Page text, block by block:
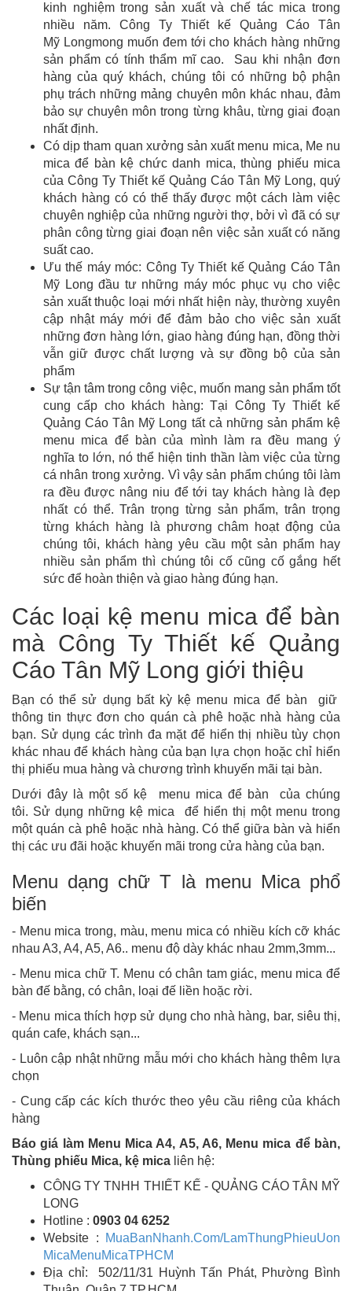
kinh nghiệm trong sản xuất và chế tác mica trong
nhiều năm. Công Ty Thiết kế Quảng Cáo Tân
Mỹ Longmong muốn đem tới cho khách hàng những
sản phẩm có tính thẩm mĩ cao. Sau khi nhận đơn
hàng của quý khách, chúng tôi có những bộ phận
phụ trách những mảng chuyên môn khác nhau, đảm
bảo sự chuyên môn trong từng khâu, từng giai đoạn
nhất định.
Có dịp tham quan xưởng sản xuất menu mica, Me nu
mica để bàn kệ chức danh mica, thùng phiếu mica
của Công Ty Thiết kế Quảng Cáo Tân Mỹ Long, quý
khách hàng có có thể thấy được một cách làm việc
chuyên nghiệp của những người thợ, bởi vì đã có sự
phân công từng giai đoạn nên việc sản xuất có năng
suất cao.
Ưu thế máy móc: Công Ty Thiết kế Quảng Cáo Tân
Mỹ Long đầu tư những máy móc phục vụ cho việc
sản xuất thuộc loại mới nhất hiện này, thường xuyên
cập nhật máy mới để đảm bảo cho việc sản xuất
những đơn hàng lớn, giao hàng đúng hạn, đồng thời
vẫn giữ được chất lượng và sự đồng bộ của sản
phẩm
Sự tận tâm trong công việc, muốn mang sản phẩm tốt
cung cấp cho khách hàng: Tại Công Ty Thiết kế
Quảng Cáo Tân Mỹ Long tất cả những sản phẩm kệ
menu mica để bàn của mình làm ra đều mang ý
nghĩa to lớn, nó thể hiện tinh thần làm việc của từng
cá nhân trong xưởng. Vì vậy sản phẩm chúng tôi làm
ra đều được nâng niu để tới tay khách hàng là đẹp
nhất có thể. Trân trọng từng sản phẩm, trân trọng
từng khách hàng là phương châm hoạt động của
chúng tôi, khách hàng yêu cầu một sản phẩm hay
nhiều sản phẩm thì chúng tôi cố cũng cố gắng hết
sức để hoàn thiện và giao hàng đúng hạn.
Các loại kệ menu mica để bàn
mà Công Ty Thiết kế Quảng
Cáo Tân Mỹ Long giới thiệu
Bạn có thể sử dụng bất kỳ kệ menu mica để bàn giữ
thông tin thực đơn cho quán cà phê hoặc nhà hàng của
bạn. Sử dụng các trình đa mặt để hiển thị nhiều tùy chọn
khác nhau để khách hàng của bạn lựa chọn hoặc chỉ hiển
thị phiếu mua hàng và chương trình khuyến mãi tại bàn.
Dưới đây là một số kệ menu mica để bàn của chúng
tôi. Sử dụng những kệ mica để hiển thị một menu trong
một quán cà phê hoặc nhà hàng. Có thể giữa bàn và hiển
thị các ưu đãi hoặc khuyến mãi trong cửa hàng của bạn.
Menu dạng chữ T là menu Mica phổ
biến
- Menu mica trong, màu, menu mica có nhiều kích cỡ khác
nhau A3, A4, A5, A6.. menu độ dày khác nhau 2mm,3mm...
- Menu mica chữ T. Menu có chân tam giác, menu mica để
bàn đế bằng, có chân, loại đế liền hoặc rời.
- Menu mica thích hợp sử dụng cho nhà hàng, bar, siêu thị,
quán cafe, khách sạn...
- Luôn cập nhật những mẫu mới cho khách hàng thêm lựa
chọn
- Cung cấp các kích thước theo yêu cầu riêng của khách
hàng
Báo giá làm Menu Mica A4, A5, A6, Menu mica để bàn,
Thùng phiếu Mica, kệ mica liên hệ:
CÔNG TY TNHH THIẾT KẾ - QUẢNG CÁO TÂN MỸ
LONG
Hotline : 0903 04 6252
Website :
MuaBanNhanh.Com/LamThungPhieuUon
MicaMenuMicaTPHCM
Địa chỉ: 502/11/31 Huỳnh Tấn Phát, Phường Bình